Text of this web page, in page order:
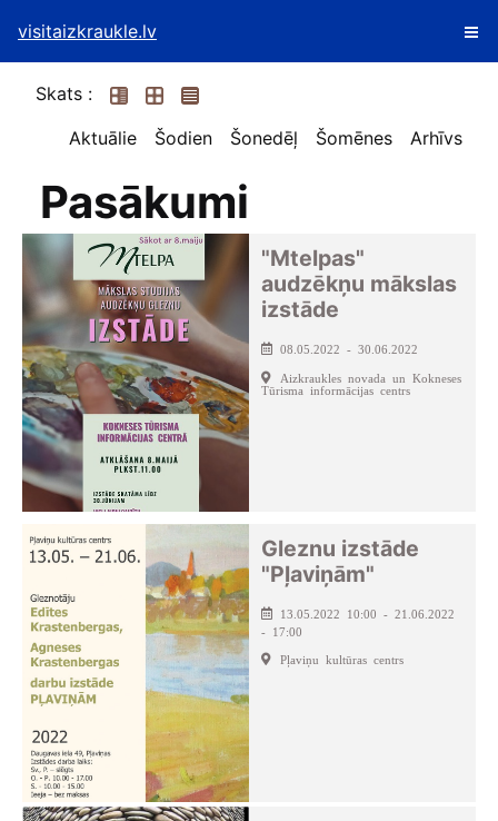
visitaizkraukle.lv
Skats :
Aktuālie
Šodien Šonedēļ Šomēnes Arhīvs
Pasākumi
"Mtelpas"
audzēkņu mākslas
izstāde
08.05.2022 - 30.06.2022
Aizkraukles novada un Kokneses
Tūrisma informācijas centrs
Gleznu izstāde
"Pļaviņām"
13.05.2022 10:00 - 21.06.2022
- 17:00
Pļaviņu kultūras centrs